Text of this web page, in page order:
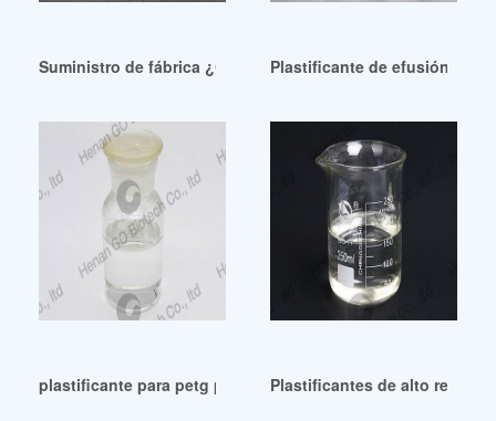
Suministro de fábrica ¿Cómo funcionan los plastificantes
Plastificante de efusión
plastificante para petg plastificante para petg nicaragua
Plastificantes de alto